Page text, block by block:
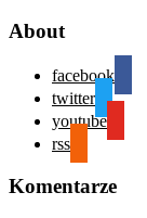
About
facebook
twitter
youtube
rss
Komentarze